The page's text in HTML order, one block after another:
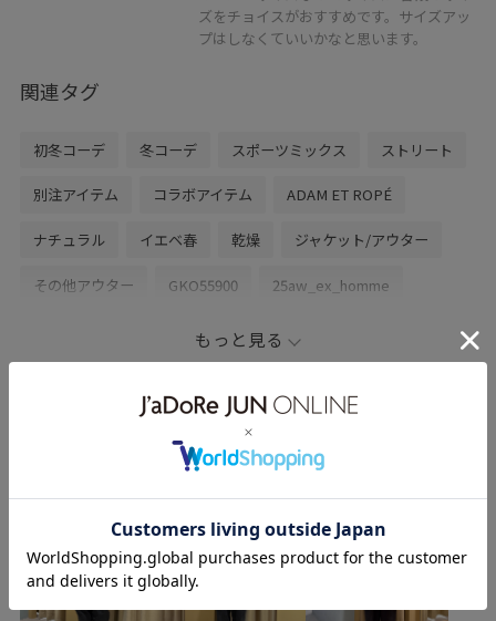
入を防ぎつつフィット感を向上させています。
さらに、本来はグローブ乾燥用として設計された大型メ
ッシュポケットにファスナーを追加。
た。
また、MASSIF JACKETのディテールを取り入れた立体的
な袖構造により、中綿アウター特有の着膨れを軽減。
美しいシルエットを保ちながら、可動域の広さと着用時
の快適性を確保しています。
アウトドアフィールドからタウンユースまで、幅広いシ
ーンに対応可能な1着に仕上げました。
▶︎ボタンを押してお気に入り！
お気に入りしていただくと、気になったコーディネート
ズをチョイスがおすすめです。サイズアッ
プはしなくていいかなと思います。
関連タグ
初冬コーデ 冬コーデ スポーツミックス ストリート
別注アイテム コラボアイテム ADAM ET ROPÉ
ナチュラル イエベ春 乾燥 ジャケット/アウター
その他アウター GKO55900 25aw_ex_homme
アイコニック
デザイン性 ナイロン バッグ
ブルゾン ベルクロ メッシュ
代表モデル 保温性 幅広 快適性 撥水加工
もっと見る
モリタのその他のスタイリング